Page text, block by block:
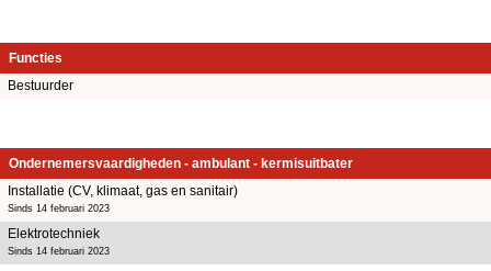
Functies
Bestuurder
Ondernemersvaardigheden - ambulant - kermisuitbater
Installatie (CV, klimaat, gas en sanitair)
Sinds 14 februari 2023
Elektrotechniek
Sinds 14 februari 2023